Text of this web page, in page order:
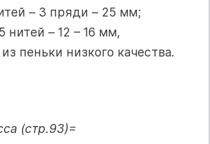
– 3 пряди – 25 мм;
– 12 – 16 мм,
пеньки низкого качества.
(стр.93)=